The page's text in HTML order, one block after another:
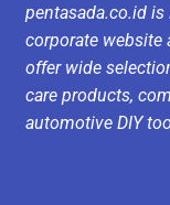
pentasada.co.id is
corporate website
offer wide
care products,
automotive DIY